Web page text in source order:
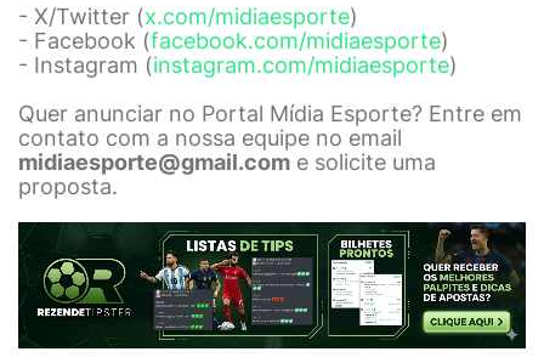
- X/Twitter (x.com/midiaesporte)
- Facebook (facebook.com/midiaesporte)
- Instagram (instagram.com/midiaesporte)
Quer anunciar no Portal Mídia Esporte? Entre em
contato com a nossa equipe no email
midiaesporte@gmail.com e solicite uma
proposta.